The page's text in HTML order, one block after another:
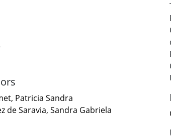
Patricia Sandra
de Saravia, Sandra Gabriela